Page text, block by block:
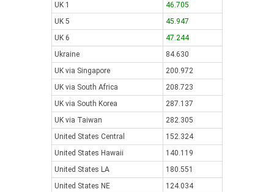
UK 1
46.705
UK 5
45.947
UK 6
47.244
Ukraine
84.630
UK via Singapore
200.972
UK via South Africa
208.723
UK via South Korea
287.137
UK via Taiwan
282.305
United States Central
152.324
United States Hawaii
140.119
United States LA
180.551
United States NE
124.034